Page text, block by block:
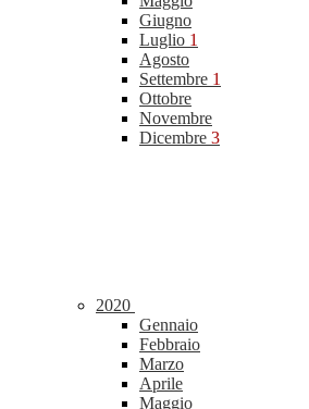
Giugno
Luglio 1
Agosto
Settembre 1
Ottobre
Novembre
Dicembre 3
2020
Gennaio
Febbraio
Marzo
Aprile
Maggio